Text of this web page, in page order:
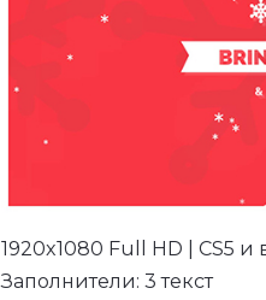
1920x1080 Full HD | CS5 и
Заполнители: 3 текст